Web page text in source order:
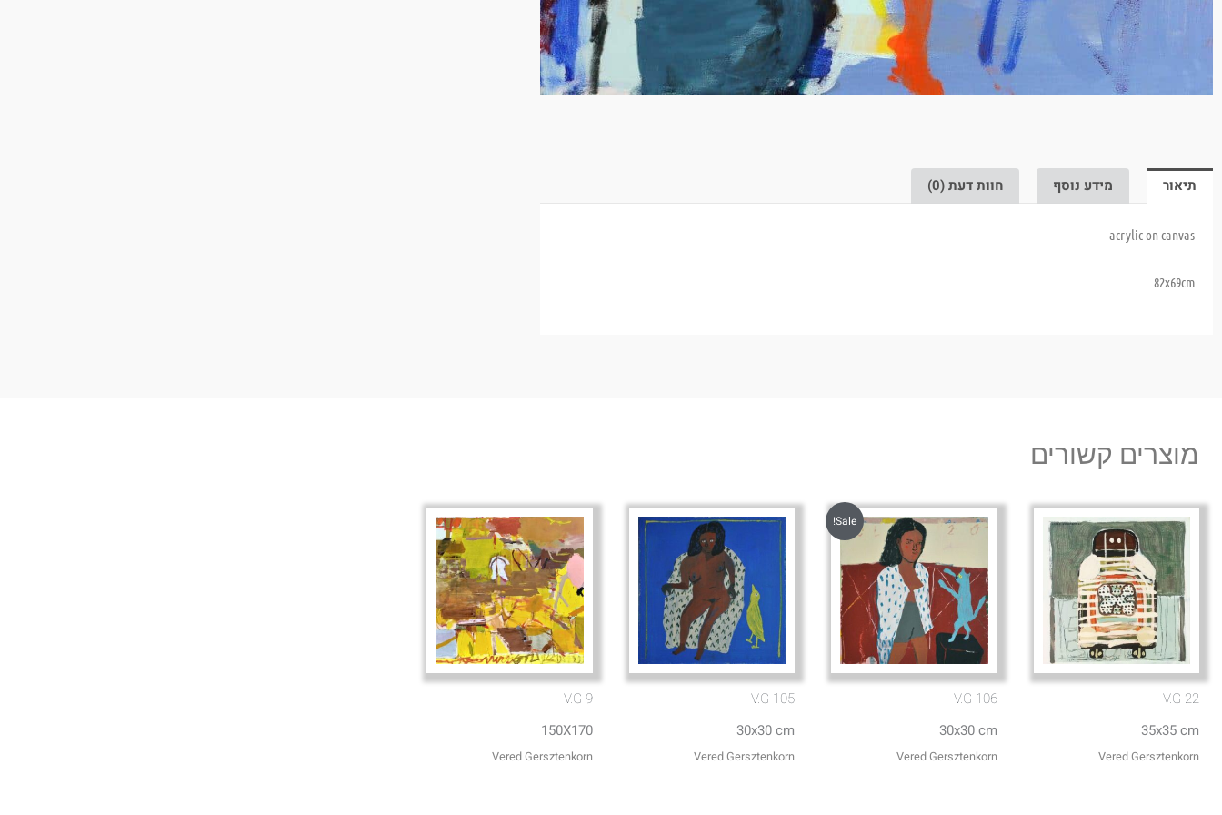
תיאור מידע נוסף חוות דעת (0)
acrylic on canvas
82x69cm
מוצרים קשורים
V.G 22
35x35 cm
Vered Gersztenkorn
Sale!
V.G 106
30x30 cm
Vered Gersztenkorn
V.G 105
30x30 cm
Vered Gersztenkorn
V.G 9
150X170
Vered Gersztenkorn